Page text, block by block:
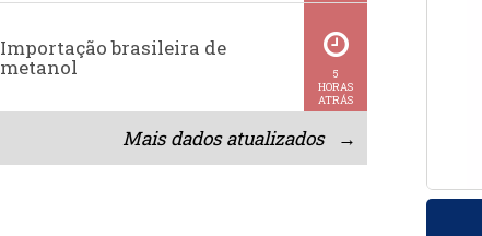
Importação brasileira de
metanol
5
HORAS
ATRÁS
Mais dados atualizados →